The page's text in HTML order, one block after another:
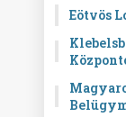
Eötvös